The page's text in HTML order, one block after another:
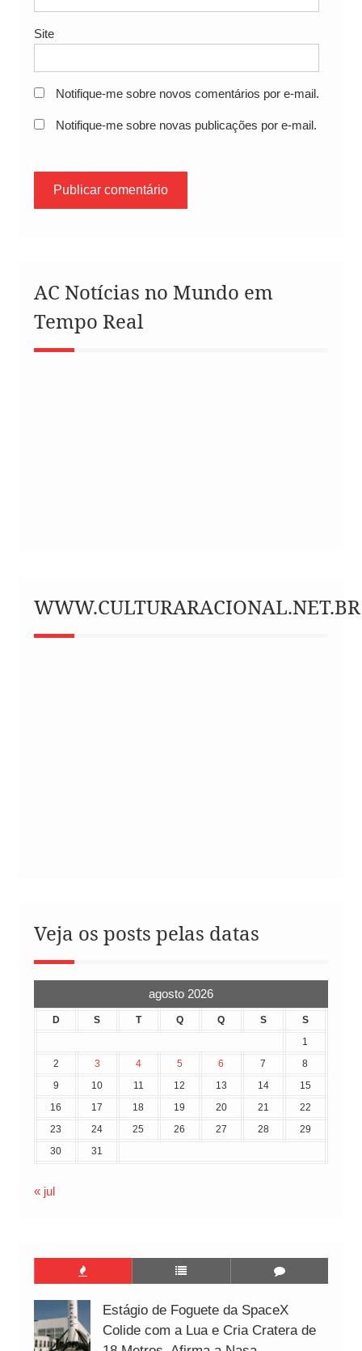
Site
Notifique-me sobre novos comentários por e-mail.
Notifique-me sobre novas publicações por e-mail.
AC Notícias no Mundo em
Tempo Real
WWW.CULTURARACIONAL.NET.BR
Veja os posts pelas datas
agosto 2026
D S T Q Q S
S
1
2
3 4 5 6 7
8
9
10 11 12 13 14
15
16
17 18 19 20 21
22
23
24 25 26 27 28
29
30
31
« jul
Estágio de Foguete da SpaceX
Colide com a Lua e Cria Cratera de